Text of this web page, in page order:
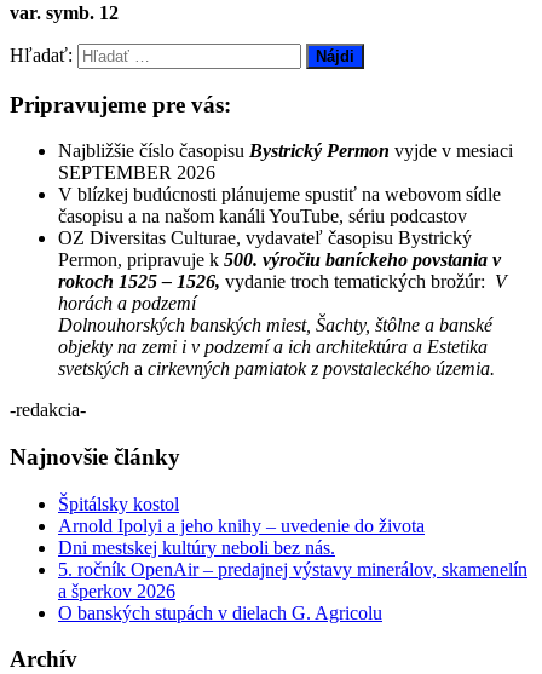
var. symb. 12
Hľadať:
Pripravujeme pre vás:
Najbližšie číslo časopisu Bystrický Permon vyjde v mesiaci
SEPTEMBER 2026
V blízkej budúcnosti plánujeme spustiť na webovom sídle
časopisu a na našom kanáli YouTube, sériu podcastov
OZ Diversitas Culturae, vydavateľ časopisu Bystrický
Permon, pripravuje k 500. výročiu baníckeho povstania v
rokoch 1525 – 1526, vydanie troch tematických brožúr: V
horách a podzemí
Dolnouhorských banských miest, Šachty, štôlne a banské
objekty na zemi i v podzemí a ich architektúra a Estetika
svetských a cirkevných pamiatok z povstaleckého územia.
-redakcia-
Najnovšie články
Špitálsky kostol
Arnold Ipolyi a jeho knihy – uvedenie do života
Dni mestskej kultúry neboli bez nás.
5. ročník OpenAir – predajnej výstavy minerálov, skamenelín
a šperkov 2026
O banských stupách v dielach G. Agricolu
Archív